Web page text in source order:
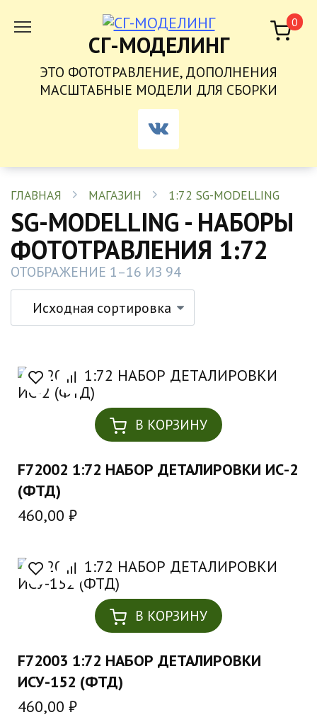
СОДЕРЖАНИЮСГ-МОДЕЛИНГ
ЭТО ФОТОТРАВЛЕНИЕ, ДОПОЛНЕНИЯ
МАСШТАБНЫЕ МОДЕЛИ ДЛЯ СБОРКИ
0
ГЛАВНАЯ МАГАЗИН 1:72 SG-MODELLING
SG-MODELLING - НАБОРЫ
ФОТОТРАВЛЕНИЯ 1:72
ОТОБРАЖЕНИЕ 1–16 ИЗ 94
В КОРЗИНУ
F72002 1:72 НАБОР ДЕТАЛИРОВКИ ИС-2
(ФТД)
460,00 ₽
В КОРЗИНУ
F72003 1:72 НАБОР ДЕТАЛИРОВКИ
ИСУ-152 (ФТД)
460,00 ₽